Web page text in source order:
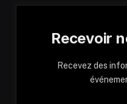
Recevoir
Recevez des